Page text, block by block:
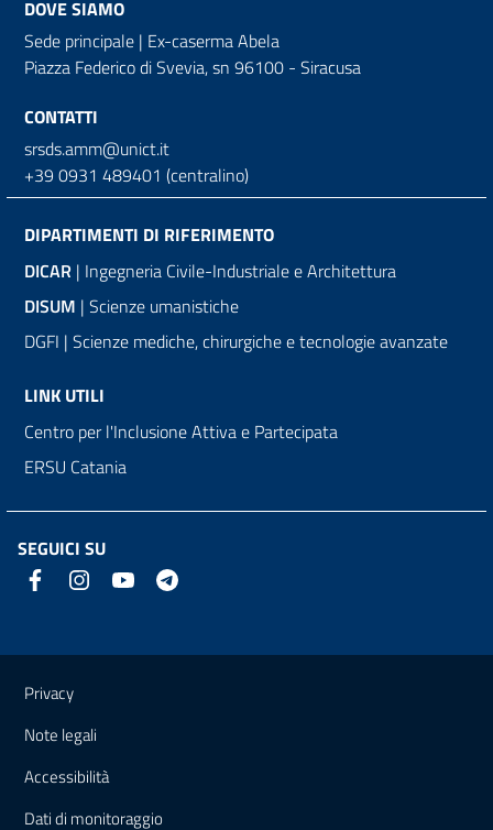
DOVE SIAMO
Sede principale | Ex-caserma Abela
Piazza Federico di Svevia, sn 96100 - Siracusa
CONTATTI
srsds.amm@unict.it
+39 0931 489401 (centralino)
DIPARTIMENTI DI RIFERIMENTO
DICAR | Ingegneria Civile-Industriale e Architettura
DISUM | Scienze umanistiche
DGFI | Scienze mediche, chirurgiche e tecnologie avanzate
LINK UTILI
Centro per l'Inclusione Attiva e Partecipata
ERSU Catania
SEGUICI SU
Link e informazioni utili
Privacy
Note legali
Accessibilità
Dati di monitoraggio